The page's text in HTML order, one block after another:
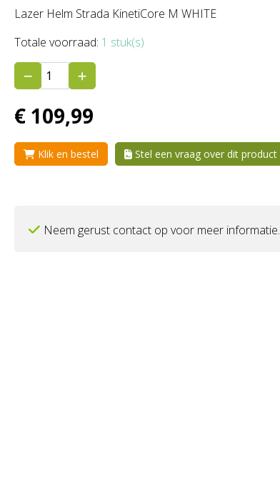
Lazer Helm Strada KinetiCore M WHITE
Totale voorraad: 1 stuk(s)
€ 109,99
Klik en bestel Stel een vraag over dit product
Neem gerust contact op voor meer informatie.